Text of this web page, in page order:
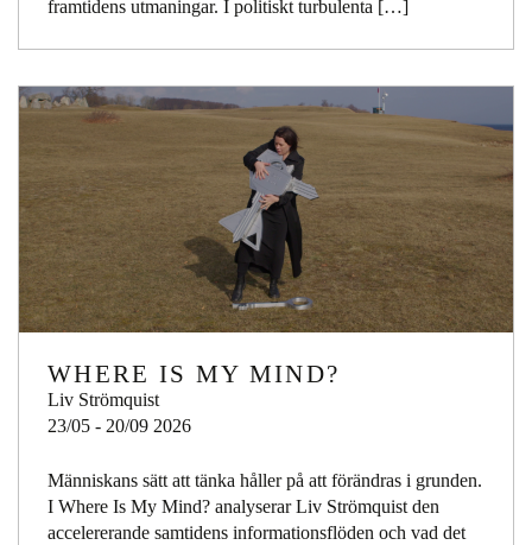
framtidens utmaningar. I politiskt turbulenta […]
WHERE IS MY MIND?
Liv Strömquist
23/05 - 20/09 2026
Människans sätt att tänka håller på att förändras i grunden.
I Where Is My Mind? analyserar Liv Strömquist den
accelererande samtidens informationsflöden och vad det